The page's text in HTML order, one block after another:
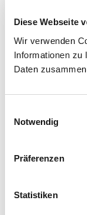
Diese Webseite
Wir verwenden
Informationen zu
Daten
Notwendig
Präferenzen
Statistiken